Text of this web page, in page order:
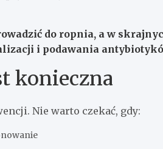
do ropnia, a w
i podawania
konieczna
Nie warto czekać, gdy: